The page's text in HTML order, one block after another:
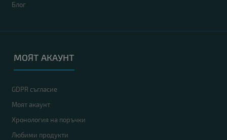
Блог
МОЯТ АКАУНТ
GDPR съгласие
Моят акаунт
Хронология на поръчки
Любими продукти